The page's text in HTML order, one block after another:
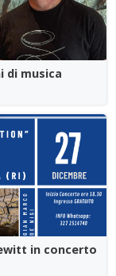
di musica
in concerto